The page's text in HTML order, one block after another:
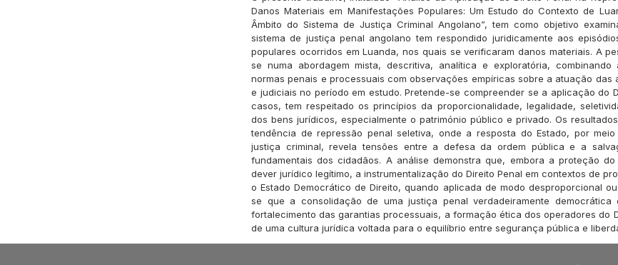
Danos Materiais em Manifestações Populares: Um Estudo do Contexto de
Âmbito do Sistema de Justiça Criminal Angolano”, tem como objetivo
sistema de justiça penal angolano tem respondido juridicamente aos
populares ocorridos em Luanda, nos quais se verificaram danos materiais. A
se numa abordagem mista, descritiva, analítica e exploratória, combinando
normas penais e processuais com observações empíricas sobre a atuação das
e judiciais no período em estudo. Pretende-se compreender se a aplicação do
casos, tem respeitado os princípios da proporcionalidade, legalidade,
dos bens jurídicos, especialmente o património público e privado. Os
tendência de repressão penal seletiva, onde a resposta do Estado, por
justiça criminal, revela tensões entre a defesa da ordem pública e a
fundamentais dos cidadãos. A análise demonstra que, embora a proteção
dever jurídico legítimo, a instrumentalização do Direito Penal em contextos de
o Estado Democrático de Direito, quando aplicada de modo desproporcional
se que a consolidação de uma justiça penal verdadeiramente democrática
fortalecimento das garantias processuais, a formação ética dos operadores do
de uma cultura jurídica voltada para o equilíbrio entre segurança pública e